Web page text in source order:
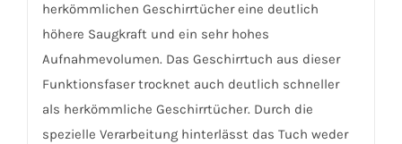
herkömmlichen Geschirrtücher eine deutlich
höhere Saugkraft und ein sehr hohes
Aufnahmevolumen. Das Geschirrtuch aus dieser
Funktionsfaser trocknet auch deutlich schneller
als herkömmliche Geschirrtücher. Durch die
spezielle Verarbeitung hinterlässt das Tuch weder